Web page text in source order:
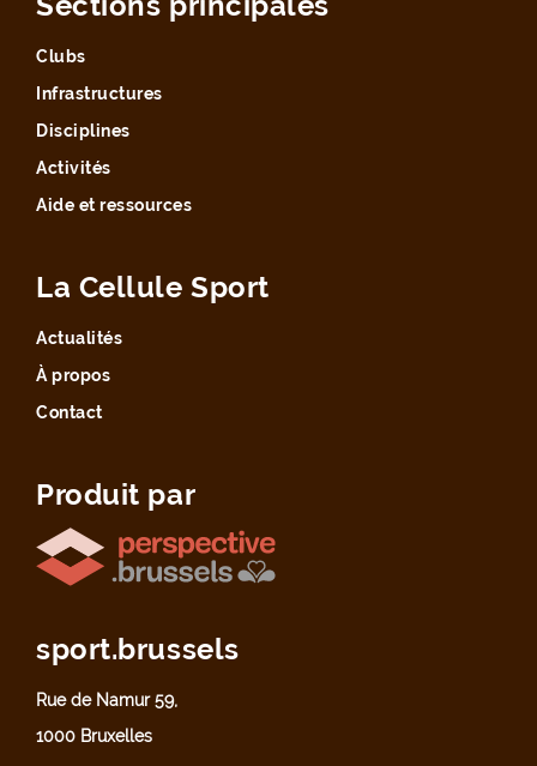
Clubs
Infrastructures
Disciplines
Activités
Aide et ressources
La Cellule Sport
Actualités
À propos
Contact
Produit par
sport.brussels
Rue de Namur 59,
1000 Bruxelles